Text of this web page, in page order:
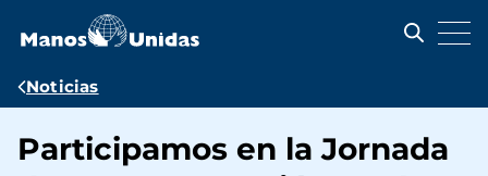
contenido
Ruta
navegación
Noticias
Participamos en la Jornada